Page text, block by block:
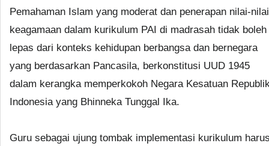
Pemahaman Islam yang moderat dan penerapan nilai-nilai
keagamaan dalam kurikulum PAI di madrasah tidak boleh
lepas dari konteks kehidupan berbangsa dan bernegara
yang berdasarkan Pancasila, berkonstitusi UUD 1945
dalam kerangka memperkokoh Negara Kesatuan
Indonesia yang Bhinneka Tunggal Ika.
Guru sebagai ujung tombak implementasi kurikulum